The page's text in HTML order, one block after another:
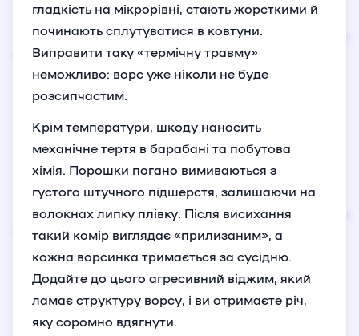
гладкість на мікрорівні, стають жорсткими й
починають сплутуватися в ковтуни.
Виправити таку «термічну травму»
неможливо: ворс уже ніколи не буде
розсипчастим.
Крім температури, шкоду наносить
механічне тертя в барабані та побутова
хімія. Порошки погано вимиваються з
густого штучного підшерстя, залишаючи на
волокнах липку плівку. Після висихання
такий комір виглядає «прилизаним», а
кожна ворсинка тримається за сусідню.
Додайте до цього агресивний віджим, який
ламає структуру ворсу, і ви отримаєте річ,
яку соромно вдягнути.